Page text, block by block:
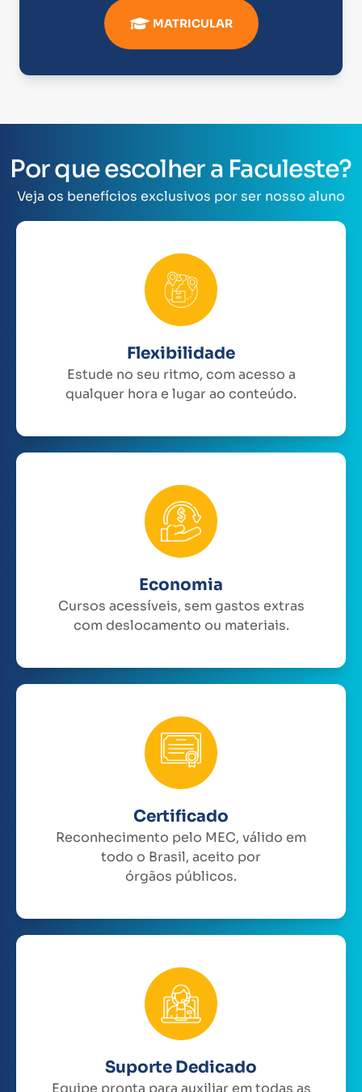
MATRICULAR
Por que escolher a Faculeste?
Veja os benefícios exclusivos por ser nosso aluno
Flexibilidade
Estude no seu ritmo, com acesso a
qualquer hora e lugar ao conteúdo.
Economia
Cursos acessíveis, sem gastos extras
com deslocamento ou materiais.
Certificado
Reconhecimento pelo MEC, válido em
todo o Brasil, aceito por
órgãos públicos.
Suporte Dedicado
Equipe pronta para auxiliar em todas as